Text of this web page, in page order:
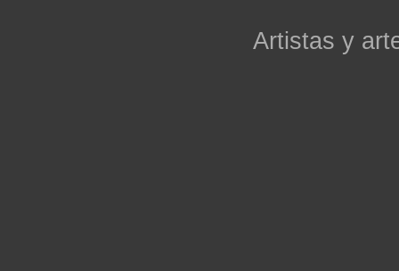
Artistas y